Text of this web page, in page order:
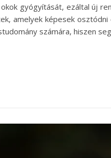
gyógyítását, ezáltal új
amelyek képesek
számára, hiszen